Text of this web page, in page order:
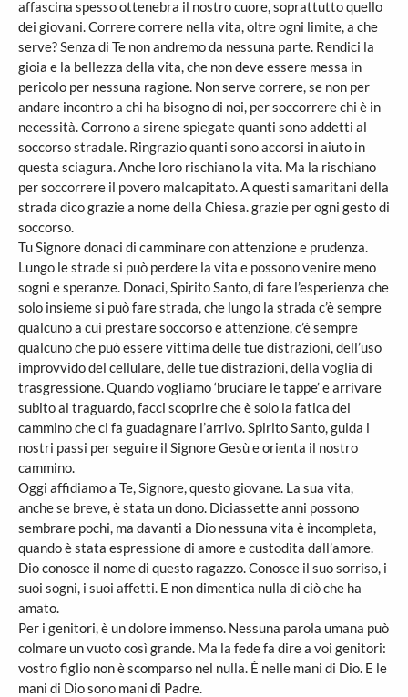
affascina spesso ottenebra il nostro cuore, soprattutto quello
dei giovani. Correre correre nella vita, oltre ogni limite, a che
serve? Senza di Te non andremo da nessuna parte. Rendici la
gioia e la bellezza della vita, che non deve essere messa in
pericolo per nessuna ragione. Non serve correre, se non per
andare incontro a chi ha bisogno di noi, per soccorrere chi è in
necessità. Corrono a sirene spiegate quanti sono addetti al
soccorso stradale. Ringrazio quanti sono accorsi in aiuto in
questa sciagura. Anche loro rischiano la vita. Ma la rischiano
per soccorrere il povero malcapitato. A questi samaritani della
strada dico grazie a nome della Chiesa. grazie per ogni gesto di
soccorso.
Tu Signore donaci di camminare con attenzione e prudenza.
Lungo le strade si può perdere la vita e possono venire meno
sogni e speranze. Donaci, Spirito Santo, di fare l’esperienza che
solo insieme si può fare strada, che lungo la strada c’è sempre
qualcuno a cui prestare soccorso e attenzione, c’è sempre
qualcuno che può essere vittima delle tue distrazioni, dell’uso
improvvido del cellulare, delle tue distrazioni, della voglia di
trasgressione. Quando vogliamo ‘bruciare le tappe’ e arrivare
subito al traguardo, facci scoprire che è solo la fatica del
cammino che ci fa guadagnare l’arrivo. Spirito Santo, guida i
nostri passi per seguire il Signore Gesù e orienta il nostro
cammino.
Oggi affidiamo a Te, Signore, questo giovane. La sua vita,
anche se breve, è stata un dono. Diciassette anni possono
sembrare pochi, ma davanti a Dio nessuna vita è incompleta,
quando è stata espressione di amore e custodita dall’amore.
Dio conosce il nome di questo ragazzo. Conosce il suo sorriso, i
suoi sogni, i suoi affetti. E non dimentica nulla di ciò che ha
amato.
Per i genitori, è un dolore immenso. Nessuna parola umana può
colmare un vuoto così grande. Ma la fede fa dire a voi genitori:
vostro figlio non è scomparso nel nulla. È nelle mani di Dio. E le
mani di Dio sono mani di Padre.